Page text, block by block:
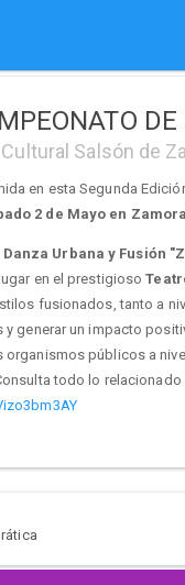
Salsón de
en esta Segunda
2 de Mayo en
Urbana y Fusión
en el prestigioso
fusionados, tanto a
y generar un impacto
públicos a
todo lo
llega a ser mas de
estará sujeto a un
de 5 equipos por
en el evento no se